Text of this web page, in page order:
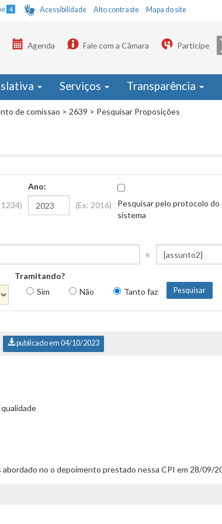
4 Acessibilidade Alto contraste Mapa do site
Agenda Fale com a Câmara Participe
Serviços Transparência
de comissao > 2639 > Pesquisar Proposições
1234)
Ano:
(Ex: 2016)
Pesquisar pelo protocolo do
sistema
e
Tramitando?
Sim
Não Tanto faz
publicado em 04/10/2023
no o depoimento prestado nessa CPI em 28/09/